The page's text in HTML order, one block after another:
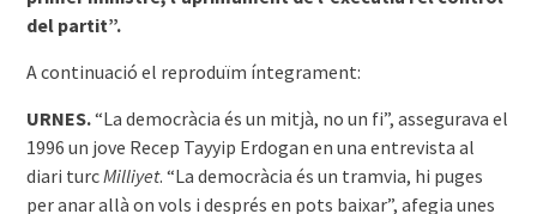
del partit”.
A continuació el reproduïm íntegrament:
URNES.“La democràcia és un mitjà, no un fi”, assegurava el
1996 un jove Recep Tayyip Erdogan en una entrevista al
diari turcMilliyet. “La democràcia és un tramvia, hi puges
per anar allà on vols i després en pots baixar”, afegia unes